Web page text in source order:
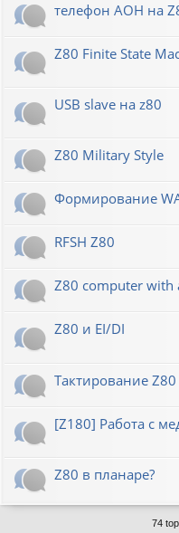
телефон АОН на
Z80 Finite State
USB slave на z80
Z80 Military Style
Формирование
RFSH Z80
Z80 computer with
Z80 и EI/DI
Тактирование Z80
[Z180] Работа с
Z80 в планаре?
74